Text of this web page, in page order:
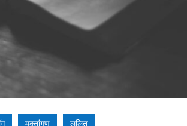
मुक्तांगण ललित